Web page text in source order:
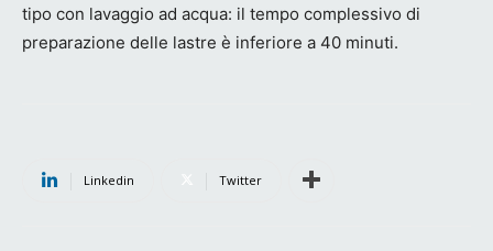
tipo con lavaggio ad acqua: il tempo complessivo di
preparazione delle lastre è inferiore a 40 minuti.
Linkedin Twitter